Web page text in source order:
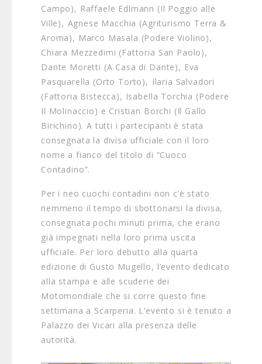
Campo), Raffaele Edlmann (Il Poggio alle
Ville), ⁠Agnese Macchia (Agriturismo Terra &
Aroma), Marco Masala (Podere Violino),
Chiara Mezzedimi (Fattoria San Paolo),
Dante Moretti (A Casa di Dante), Eva
Pasquarella (Orto Torto), ⁠Ilaria Salvadori
(Fattoria Bistecca), Isabella Torchia (Podere
Il Molinaccio) e Cristian Borchi (Il Gallo
Birichino). A tutti i partecipanti è stata
consegnata la divisa ufficiale con il loro
nome a fianco del titolo di “Cuoco
Contadino”.
Per i neo cuochi contadini non c’è stato
nemmeno il tempo di sbottonarsi la divisa,
consegnata pochi minuti prima, che erano
già impegnati nella loro prima uscita
ufficiale. Per loro debutto alla quarta
edizione di Gusto Mugello, l’evento dedicato
alla stampa e alle scuderie dei
Motomondiale che si corre questo fine
settimana a Scarperia. L’evento si è tenuto a
Palazzo dei Vicari alla presenza delle
autorità.